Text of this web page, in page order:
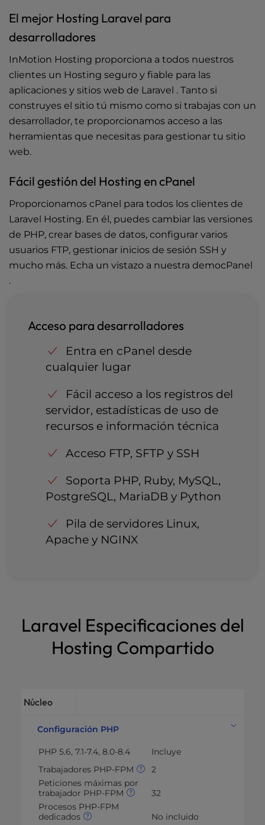
El mejor Hosting Laravel para
desarrolladores
InMotion Hosting proporciona a todos nuestros
clientes un Hosting seguro y fiable para las
aplicaciones y sitios web de Laravel . Tanto si
construyes el sitio tú mismo como si trabajas con un
desarrollador, te proporcionamos acceso a las
herramientas que necesitas para gestionar tu sitio
web.
Fácil gestión del Hosting en cPanel
Proporcionamos cPanel para todos los clientes de
Laravel Hosting. En él, puedes cambiar las versiones
de PHP, crear bases de datos, configurar varios
usuarios FTP, gestionar inicios de sesión SSH y
mucho más. Echa un vistazo a nuestra democPanel
.
Acceso para desarrolladores
Entra en cPanel desde
cualquier lugar
Fácil acceso a los registros del
servidor, estadísticas de uso de
recursos e información técnica
Acceso FTP, SFTP y SSH
Soporta PHP, Ruby, MySQL,
PostgreSQL, MariaDB y Python
Pila de servidores Linux,
Apache y NGINX
Laravel Especificaciones del
Hosting Compartido
Núcleo
Configuración PHP
PHP 5.6, 7.1-7.4, 8.0-8.4
Incluye
Trabajadores PHP-FPM
2
Peticiones máximas por
trabajador PHP-FPM
32
Procesos PHP-FPM
dedicados
No incluido